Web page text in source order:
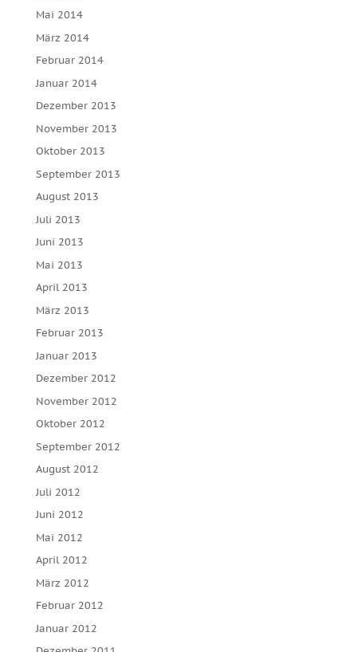
Mai 2014
März 2014
Februar 2014
Januar 2014
Dezember 2013
November 2013
Oktober 2013
September 2013
August 2013
Juli 2013
Juni 2013
Mai 2013
April 2013
März 2013
Februar 2013
Januar 2013
Dezember 2012
November 2012
Oktober 2012
September 2012
August 2012
Juli 2012
Juni 2012
Mai 2012
April 2012
März 2012
Februar 2012
Januar 2012